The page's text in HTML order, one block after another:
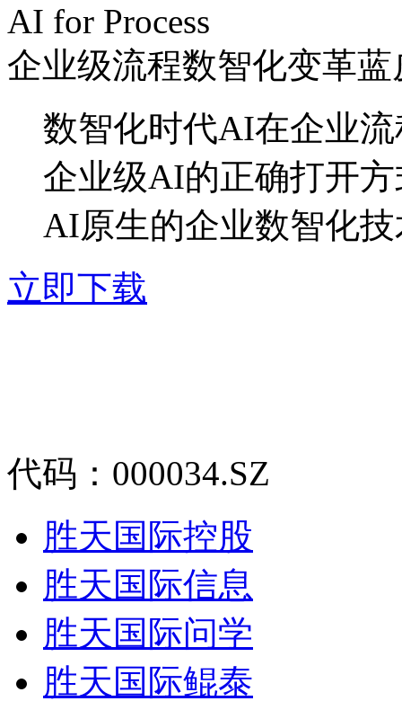
AI for Process
企业级流程数智化变革蓝
数智化时代AI在企业
企业级AI的正确打开
AI原生的企业数智化
立即下载
代码：000034.SZ
胜天国际控股
胜天国际信息
胜天国际问学
胜天国际鲲泰